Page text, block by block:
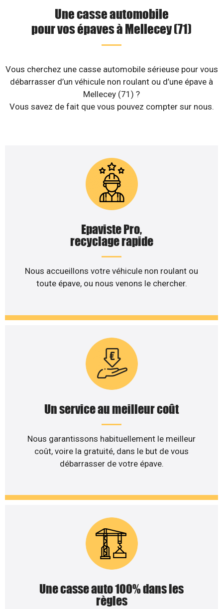
Une casse automobile
pour vos épaves à Mellecey (71)
Vous cherchez une casse automobile sérieuse pour vous
débarrasser d’un véhicule non roulant ou d’une épave à
Mellecey (71) ?
Vous savez de fait que vous pouvez compter sur nous.
Epaviste Pro,
recyclage rapide
Nous accueillons votre véhicule non roulant ou
toute épave, ou nous venons le chercher.
Un service au meilleur coût
Nous garantissons habituellement le meilleur
coût, voire la gratuité, dans le but de vous
débarrasser de votre épave.
Une casse auto 100% dans les
règles